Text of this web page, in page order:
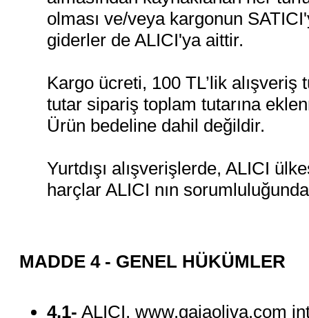
olması ve/veya kargonun
giderler de ALICI'ya aittir.
Kargo ücreti, 100 TL’lik alışveriş
tutar sipariş toplam tutarına
Ürün bedeline dahil değildir.
Yurtdışı alışverişlerde, ALICI
harçlar ALICI nın
MADDE 4 - GENEL HÜKÜMLER
4.1- ALICI, www.gaiaoliva.com